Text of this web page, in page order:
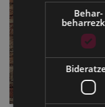
Behar-